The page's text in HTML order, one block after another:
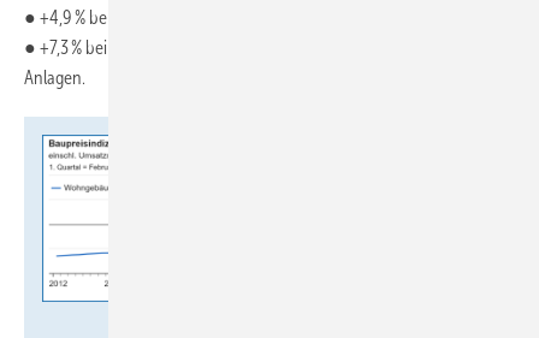
● +4,9 % bei Anlagen für die Gebäudeautomation sowie
● +7,3 % bei Dämm- und Brandschutzarbeiten an technischen
Anlagen.